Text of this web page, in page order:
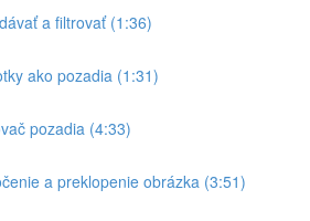
a filtrovať (1:36)
ako pozadia (1:31)
pozadia (4:33)
a preklopenie obrázka (3:51)